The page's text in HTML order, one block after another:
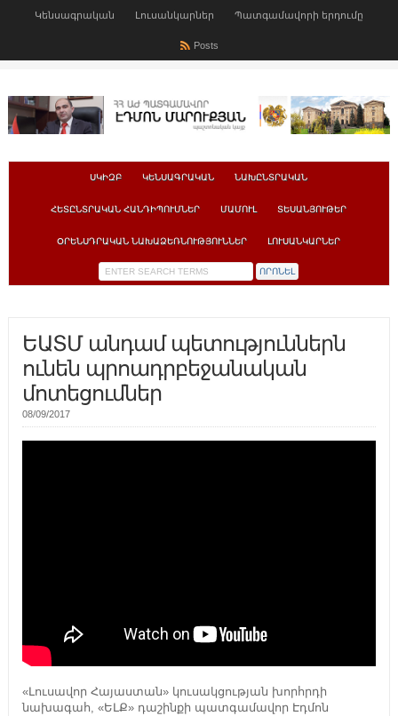
Կենսագրական Լուսանկարներ Պատգամավորի երդումը
Posts
ՍԿԻԶԲ ԿԵՆՍԱԳՐԱԿԱՆ ՆԱԽԸՆՏՐԱԿԱՆ
ՀԵՏԸՆՏՐԱԿԱՆ ՀԱՆԴԻՊՈՒՄՆԵՐ ՄԱՄՈՒԼ ՏԵՍԱՆՅՈՒԹԵՐ
ՕՐԵՆՍԴՐԱԿԱՆ ՆԱԽԱՁԵՌՆՈՒԹՅՈՒՆՆԵՐ ԼՈՒՍԱՆԿԱՐՆԵՐ
ԵԱՏՄ անդամ պետություններն
ունեն պրոադրբեջանական
մոտեցումներ
08/09/2017
«Լուսավոր Հայաստան» կուսակցության խորհրդի
նախագահ, «ԵԼՔ» դաշինքի պատգամավոր Էդմոն